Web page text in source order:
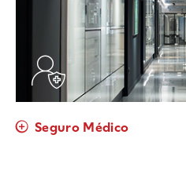
Seguro Médico